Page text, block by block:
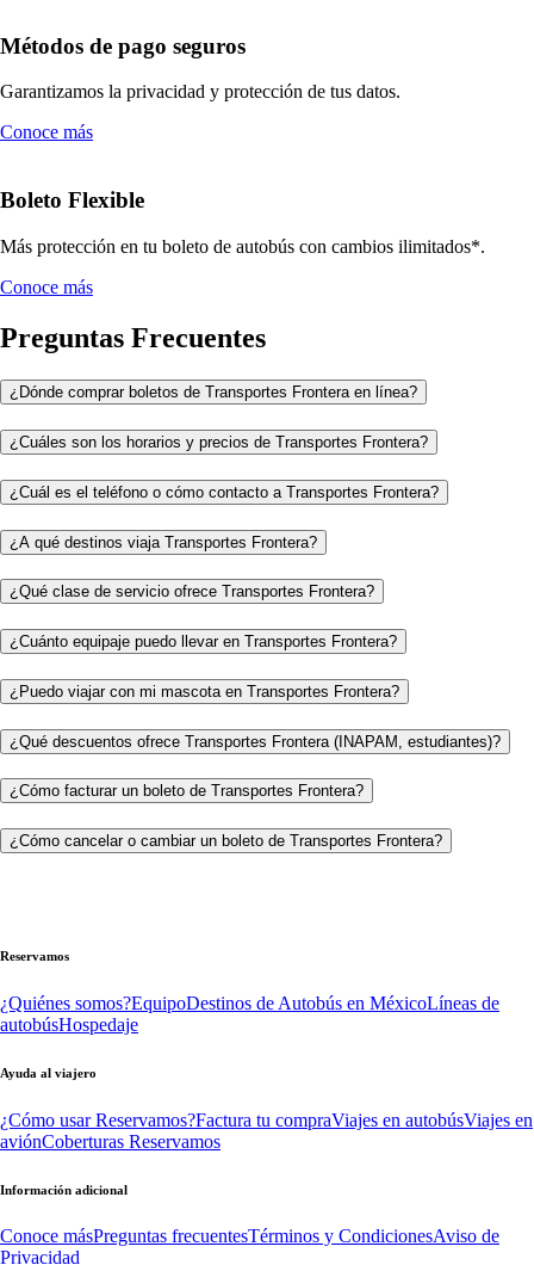
Métodos de pago seguros
Garantizamos la privacidad y protección de tus datos.
Conoce más
Boleto Flexible
Más protección en tu boleto de autobús con cambios ilimitados*.
Conoce más
Preguntas Frecuentes
¿Dónde comprar boletos de Transportes Frontera en línea?
¿Cuáles son los horarios y precios de Transportes Frontera?
¿Cuál es el teléfono o cómo contacto a Transportes Frontera?
¿A qué destinos viaja Transportes Frontera?
¿Qué clase de servicio ofrece Transportes Frontera?
¿Cuánto equipaje puedo llevar en Transportes Frontera?
¿Puedo viajar con mi mascota en Transportes Frontera?
¿Qué descuentos ofrece Transportes Frontera (INAPAM, estudiantes)?
¿Cómo facturar un boleto de Transportes Frontera?
¿Cómo cancelar o cambiar un boleto de Transportes Frontera?
Reservamos
¿Quiénes somos?EquipoDestinos de Autobús en MéxicoLíneas de
autobúsHospedaje
Ayuda al viajero
¿Cómo usar Reservamos?Factura tu compraViajes en autobúsViajes en
aviónCoberturas Reservamos
Información adicional
Conoce másPreguntas frecuentesTérminos y CondicionesAviso de
Privacidad